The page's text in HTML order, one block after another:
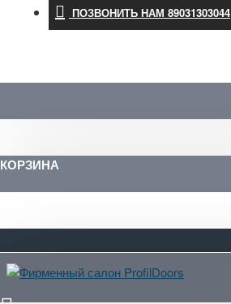
ПОЗВОНИТЬ НАМ 89031303044
КОРЗИНА